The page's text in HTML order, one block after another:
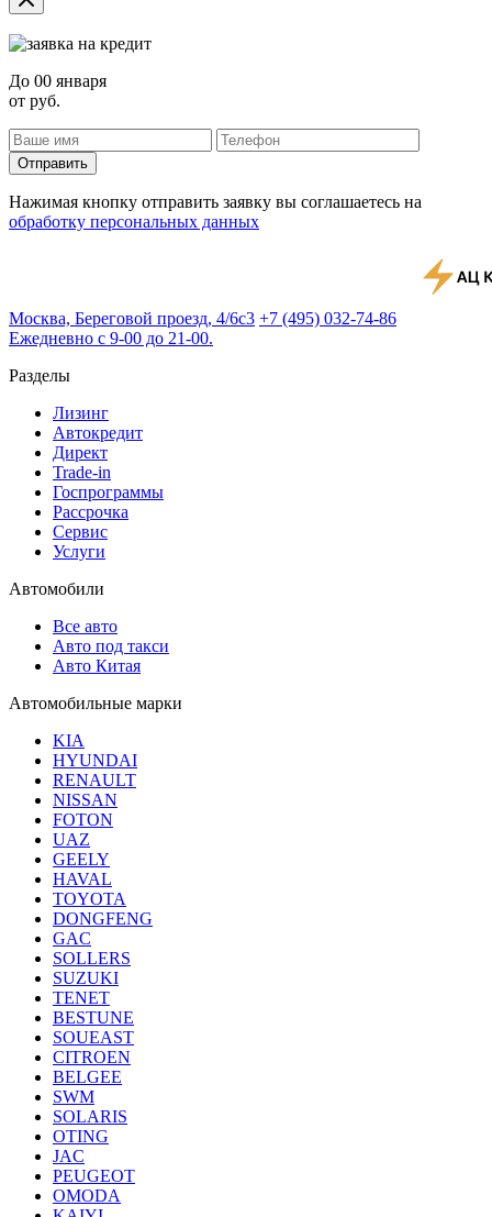
До 00 января
от руб.
Отправить
Нажимая кнопку отправить заявку вы соглашаетесь на
обработку персональных данных
Москва, Береговой проезд, 4/6с3 +7 (495) 032-74-86
Ежедневно с 9-00 до 21-00.
Разделы
Лизинг
Автокредит
Директ
Trade-in
Госпрограммы
Рассрочка
Сервис
Услуги
Автомобили
Все авто
Авто под такси
Авто Китая
Автомобильные марки
KIA
HYUNDAI
RENAULT
NISSAN
FOTON
UAZ
GEELY
HAVAL
TOYOTA
DONGFENG
GAC
SOLLERS
SUZUKI
TENET
BESTUNE
SOUEAST
CITROEN
BELGEE
SWM
SOLARIS
OTING
JAC
PEUGEOT
OMODA